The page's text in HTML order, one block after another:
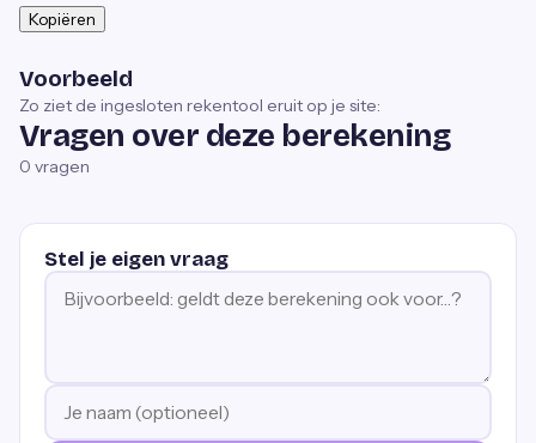
Kopiëren
Voorbeeld
Zo ziet de ingesloten rekentool eruit op je site:
Vragen over deze berekening
0 vragen
Stel je eigen vraag